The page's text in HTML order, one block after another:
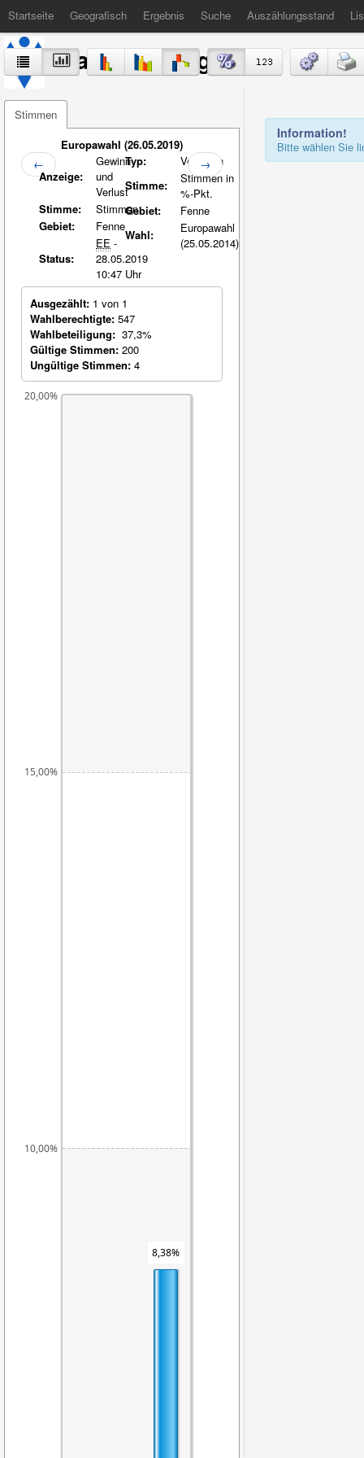
Startseite Geografisch Ergebnis Suche Auszählungsstand
Stadt Völklingen
Stimmen
Europawahl (26.05.2019)
←
Anzeige:
Gewinn
und
Verlust
Stimme:
Stimmen
Gebiet:
Fenne
Status:
EE -
28.05.2019
10:47 Uhr
Typ:
Vergleich
Stimme:
Stimmen in
%-Pkt.
Gebiet:
Fenne
Wahl:
Europawahl
(25.05.2014)
→
Ausgezählt: 1 von 1
Wahlberechtigte: 547
Wahlbeteiligung: 37,3%
Gültige Stimmen: 200
Ungültige Stimmen: 4
10,00%
15,00%
20,00%
8,38%
Information!
Bitte wählen Sie